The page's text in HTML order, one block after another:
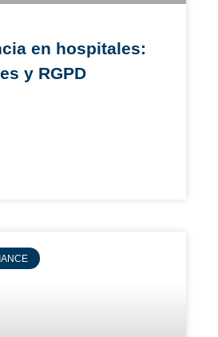
en hospitales:
y RGPD